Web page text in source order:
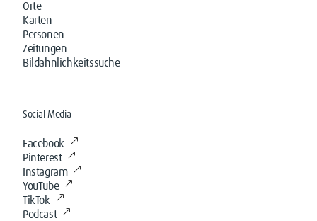
Orte
Karten
Personen
Zeitungen
Bildähnlichkeitssuche
Social Media
Facebook
Pinterest
Instagram
YouTube
TikTok
Podcast